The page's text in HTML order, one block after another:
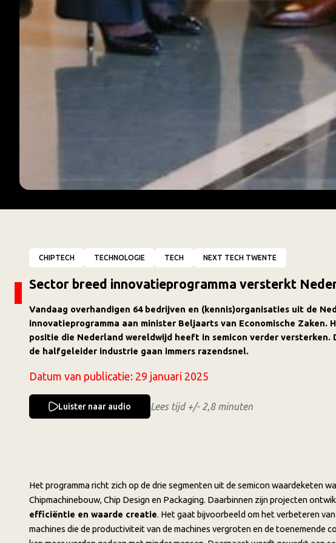
CHIPTECH TECHNOLOGIE TECH NEXT TECH TWENTE
Sector breed innovatieprogramma versterkt
Vandaag overhandigen 64 bedrijven en (kennis)organisaties uit de
innovatieprogramma aan minister Beljaarts van Economische Zaken.
positie die Nederland wereldwijd heeft in semicon verder
de halfgeleider industrie gaan immers razendsnel.
Datum van publicatie: 29 januari 2025
Luister naar audio Lees tijd +/- 2,8 minuten
Het programma richt zich op de drie segmenten uit de semicon waardeketen
Chipmachinebouw, Chip Design en Packaging. Daarbinnen zijn projecten
efficiëntie en waarde creatie. Het gaat bijvoorbeeld om het verbeteren
machines die de productiviteit van de machines vergroten en de toenemende